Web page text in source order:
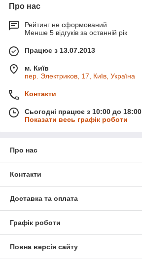
Про нас
Рейтинг не сформований
Менше 5 відгуків за останній рік
Працює з 13.07.2013
м. Київ
пер. Электриков, 17, Київ, Україна
Контакти
Сьогодні працює з 10:00 до 18:00
Показати весь графік роботи
Про нас
Контакти
Доставка та оплата
Графік роботи
Повна версія сайту